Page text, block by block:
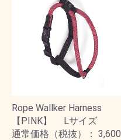
Rope Wallker Harness
【PINK】 Lサイズ
通常価格（税抜）： 3,600